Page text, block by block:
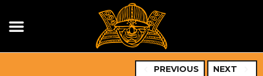
PREVIOUS NEXT